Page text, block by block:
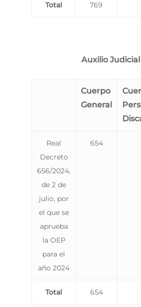
Total 769
Auxilio Judicial
Cuerpo
General
Real
Decreto
656/2024,
de 2 de
julio, por
el que se
aprueba
la OEP
para el
año 2024
654
Total 654